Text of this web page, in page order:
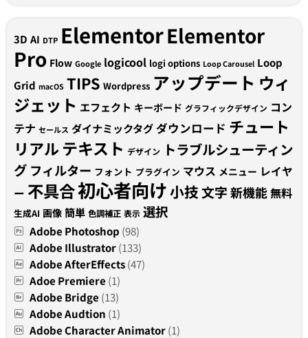
3D AI DTP ElementorElementor
Pro Flow Google logicool logi options Loop Carousel Loop
Grid macOS TIPS Wordpress アップデート ウィ
ジェット エフェクト キーボード グラフィックデザイン コン
テナ セールス ダイナミックタグダウンロード チュート
リアルテキスト デザイン トラブルシューティン
グ フィルター フォント プラグイン マウス メニュー レイヤ
ー 不具合初心者向け小技文字新機能無料
生成AI 画像 簡単 色調補正 表示 選択
Adobe Photoshop (98)
Adobe Illustrator(133)
Adobe AfterEffects(47)
Adoe Premiere (1)
Adobe Bridge (13)
Adobe Audtion (1)
Adobe Character Animator(1)